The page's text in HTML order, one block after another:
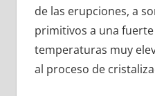
de las erupciones, a
primitivos a una
temperaturas muy
al proceso de